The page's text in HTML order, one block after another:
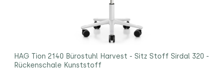
HAG Tion 2140 Bürostuhl Harvest - Sitz Stoff Sirdal 320 -
Rückenschale Kunststoff